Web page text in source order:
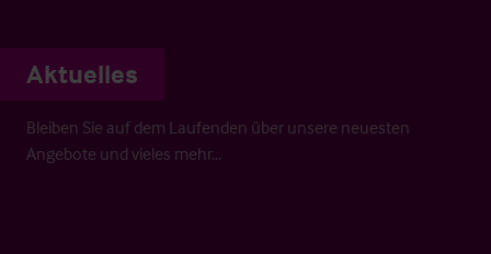
Aktuelles
Bleiben Sie auf dem Laufenden über unsere neuesten
Angebote und vieles mehr…